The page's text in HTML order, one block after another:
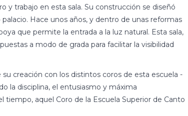
y trabajo en esta sala. Su construcción se diseñó
Hace unos años, y dentro de unas reformas
que permite la entrada a la luz natural. Esta sala,
a modo de grada para facilitar la visibilidad
creación con los distintos coros de esta escuela -
la disciplina, el entusiasmo y máxima
aquel Coro de la Escuela Superior de Canto